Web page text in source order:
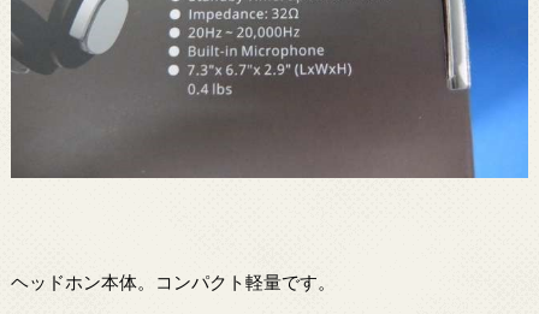
ヘッドホン本体。コンパクト軽量です。